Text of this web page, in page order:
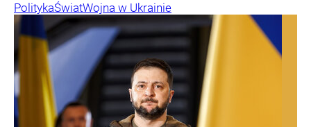
PolitykaŚwiatWojna w Ukrainie